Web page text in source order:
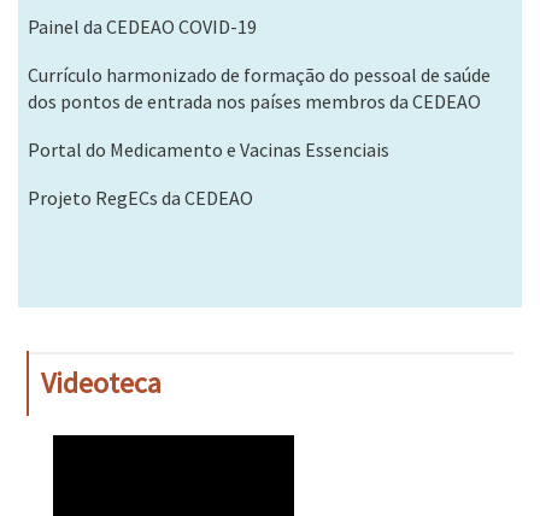
Painel da CEDEAO COVID-19
Currículo harmonizado de formação do pessoal de saúde
dos pontos de entrada nos países membros da CEDEAO
Portal do Medicamento e Vacinas Essenciais
Projeto RegECs da CEDEAO
Videoteca